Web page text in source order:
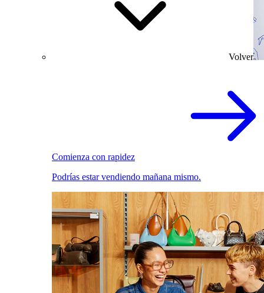
Volver
Comienza con rapidez
Podrías estar vendiendo mañana mismo.